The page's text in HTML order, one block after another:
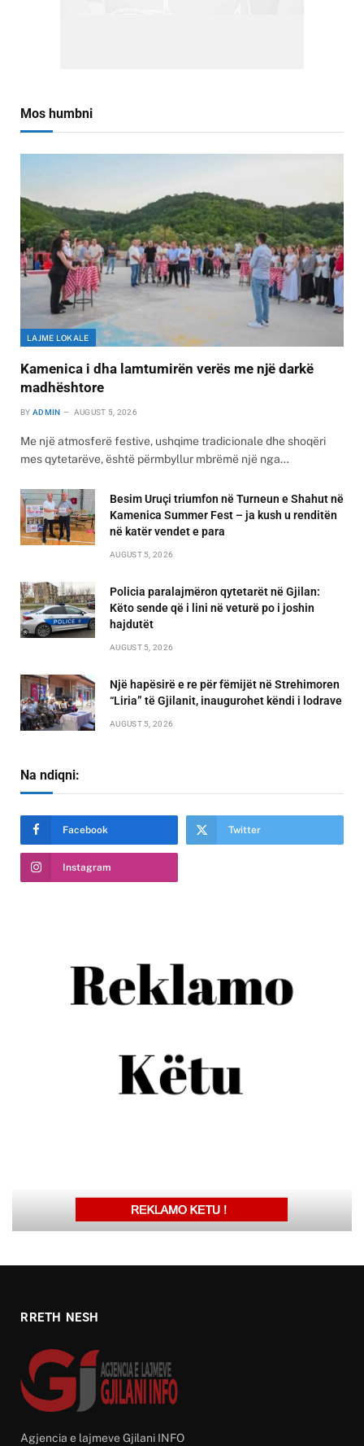
Mos humbni
LAJME LOKALE
Kamenica i dha lamtumirën verës me një darkë
madhështore
BY ADMIN AUGUST 5, 2026
Me një atmosferë festive, ushqime tradicionale dhe shoqëri
mes qytetarëve, është përmbyllur mbrëmë një nga…
Besim Uruçi triumfon në Turneun e Shahut në
Kamenica Summer Fest – ja kush u renditën
në katër vendet e para
AUGUST 5, 2026
Policia paralajmëron qytetarët në Gjilan:
Këto sende që i lini në veturë po i joshin
hajdutët
AUGUST 5, 2026
Një hapësirë e re për fëmijët në Strehimoren
“Liria” të Gjilanit, inaugurohet këndi i lodrave
AUGUST 5, 2026
Na ndiqni:
Facebook Twitter
Instagram
RRETH NESH
Agjencia e lajmeve Gjilani INFO